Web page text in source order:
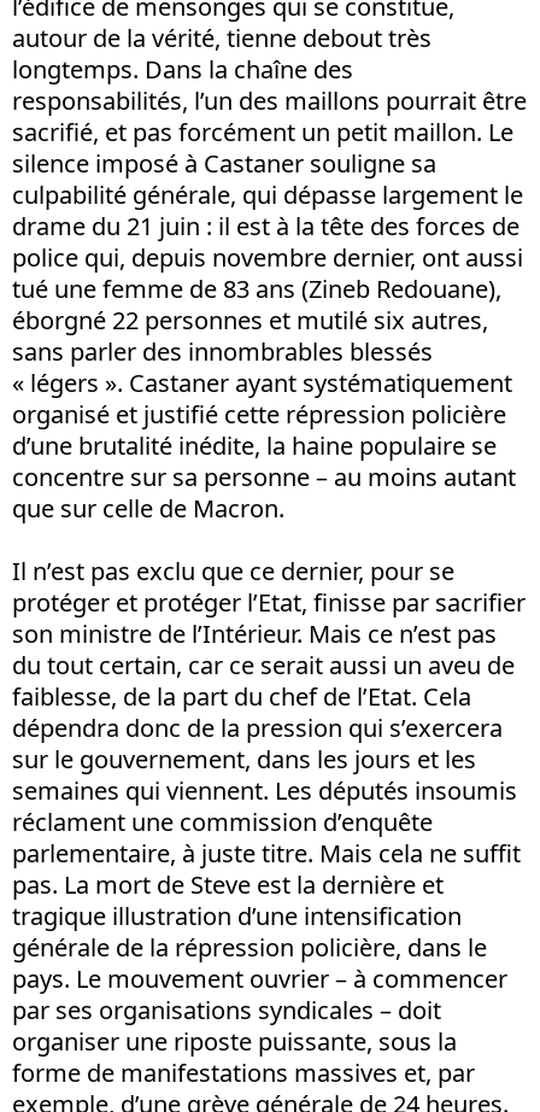
l’édifice de mensonges qui se constitue,
autour de la vérité, tienne debout très
longtemps. Dans la chaîne des
responsabilités, l’un des maillons pourrait être
sacrifié, et pas forcément un petit maillon. Le
silence imposé à Castaner souligne sa
culpabilité générale, qui dépasse largement le
drame du 21 juin : il est à la tête des forces de
police qui, depuis novembre dernier, ont aussi
tué une femme de 83 ans (Zineb Redouane),
éborgné 22 personnes et mutilé six autres,
sans parler des innombrables blessés
« légers ». Castaner ayant systématiquement
organisé et justifié cette répression policière
d’une brutalité inédite, la haine populaire se
concentre sur sa personne – au moins autant
que sur celle de Macron.
Il n’est pas exclu que ce dernier, pour se
protéger et protéger l’Etat, finisse par sacrifier
son ministre de l’Intérieur. Mais ce n’est pas
du tout certain, car ce serait aussi un aveu de
faiblesse, de la part du chef de l’Etat. Cela
dépendra donc de la pression qui s’exercera
sur le gouvernement, dans les jours et les
semaines qui viennent. Les députés insoumis
réclament une commission d’enquête
parlementaire, à juste titre. Mais cela ne suffit
pas. La mort de Steve est la dernière et
tragique illustration d’une intensification
générale de la répression policière, dans le
pays. Le mouvement ouvrier – à commencer
par ses organisations syndicales – doit
organiser une riposte puissante, sous la
forme de manifestations massives et, par
exemple, d’une grève générale de 24 heures.